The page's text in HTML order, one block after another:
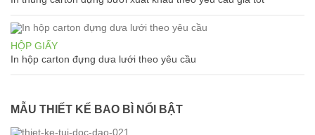
HỘP GIẤY
In hộp carton đựng dưa lưới theo yêu cầu
MẪU THIẾT KẾ BAO BÌ NỔI BẬT